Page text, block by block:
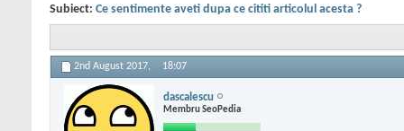
Subiect: Ce sentimente aveti dupa ce cititi articolul acesta ?
2nd August 2017, 18:07
dascalescu
Membru SeoPedia